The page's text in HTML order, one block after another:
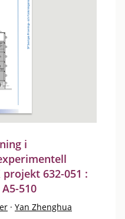
i
projekt 632-051 :
510
· Yan Zhenghua